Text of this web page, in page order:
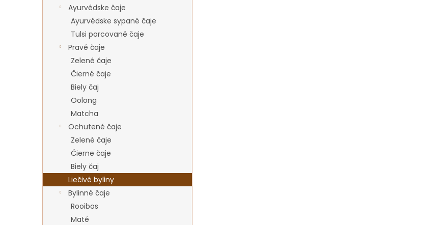
Ayurvédske čaje
Ayurvédske sypané čaje
Tulsi porcované čaje
Pravé čaje
Zelené čaje
Čierné čaje
Biely čaj
Oolong
Matcha
Ochutené čaje
Zelené čaje
Čierne čaje
Biely čaj
Liečivé byliny
Bylinné čaje
Rooibos
Maté